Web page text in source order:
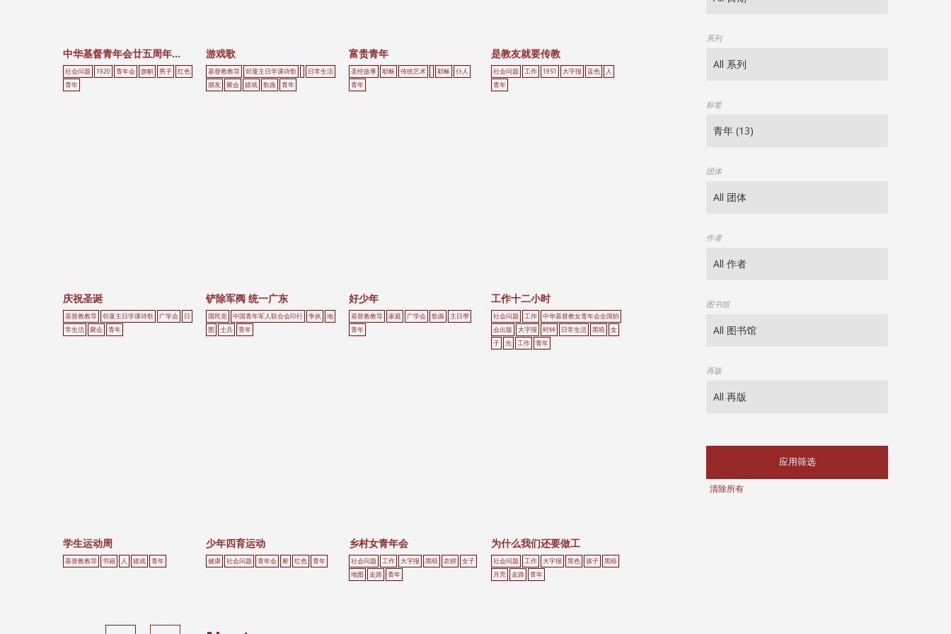
中华基督青年会廿五周年纪念
社会问题 1920 青年会 旗帜 男子
红色
青年
游戏歌
基督教教导 邻童主日学课诗歌
日常生活
朋友
聚会 嬉戏 歌曲 青年
富贵青年
圣经故事 耶稣 传统艺术 耶稣
仆人
青年
是教友就要传教
社会问题 工作 1951 大字报 蓝色
人
青年
庆祝圣诞
基督教教导 邻童主日学课诗歌 广学会
日
常生活
聚会 青年
铲除军阀 统一广东
国民党 中国青年军人联合会印行 争执
地
图
士兵 青年
好少年
基督教教导 家庭 广学会 歌曲
主日學
青年
工作十二小时
社会问题 工作
中华基督教女青年会全国协
会出版
大字报 时钟 日常生活 黑暗
女
子
光 工作 青年
学生运动周
基督教教导 书籍 人 嬉戏 青年
少年四育运动
健康 社会问题 青年会 桥 红色 青年
乡村女青年会
社会问题 工作 大字报 黑暗 农耕
女子
地图
走路 青年
为什么我们还要做工
社会问题 工作 大字报 黑色 孩子
黑暗
月亮
走路 青年
系列
标签
团体
作者
图书馆
再版
应用筛选
清除所有